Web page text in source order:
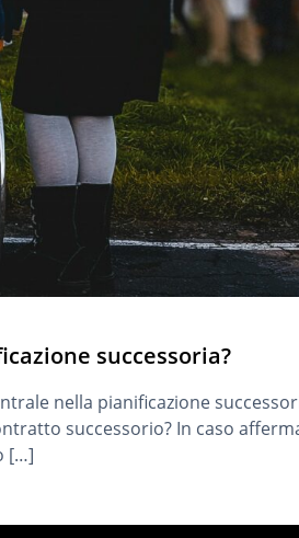
successoria?
nella pianificazione
successorio? In caso
[…]